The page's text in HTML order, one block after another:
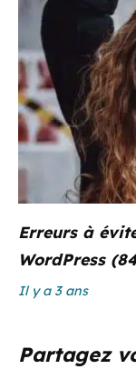
Erreurs à
WordPress
Il y a 3 ans
Partagez